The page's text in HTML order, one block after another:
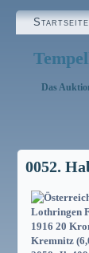
Startseite
Das
0052.